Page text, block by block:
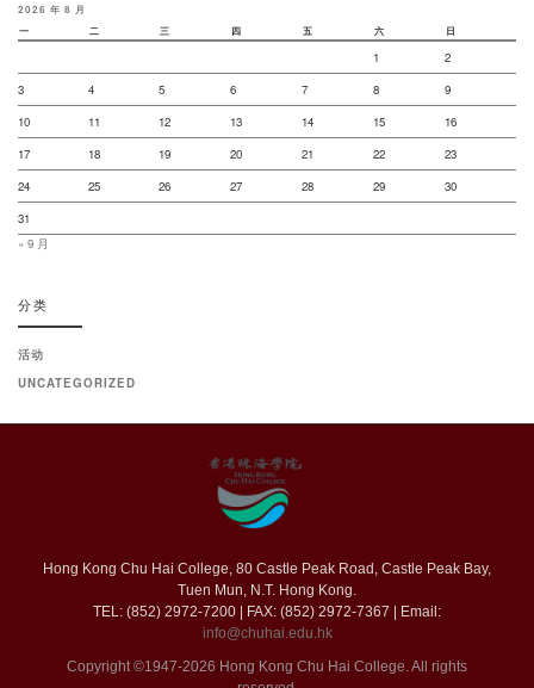
2026 年 8 月
一 二 三 四 五 六 日
1
2
3
4 5 6 7 8
9
10
11 12 13 14 15
16
17
18 19 20 21 22
23
24
25 26 27 28 29
30
31
« 9 月
分类
活动
UNCATEGORIZED
Hong Kong Chu Hai College, 80 Castle Peak Road, Castle Peak Bay,
Tuen Mun, N.T. Hong Kong.
TEL: (852) 2972-7200 | FAX: (852) 2972-7367 | Email:
info@chuhai.edu.hk
Copyright ©1947-2026 Hong Kong Chu Hai College. All rights